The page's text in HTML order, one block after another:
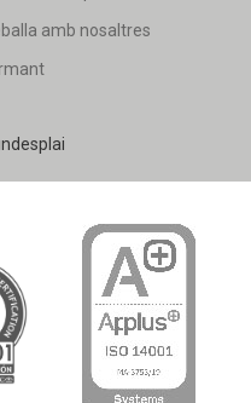
amb nosaltres